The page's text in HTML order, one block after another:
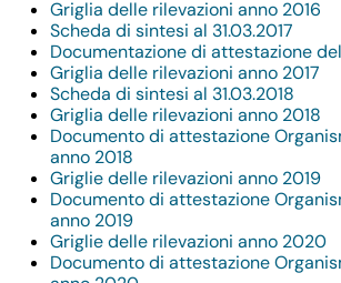
Griglia delle rilevazioni anno 2016
Scheda di sintesi al 31.03.2017
Documentazione di attestazione
Griglia delle rilevazioni anno 2017
Scheda di sintesi al 31.03.2018
Griglia delle rilevazioni anno 2018
Documento di attestazione
anno 2018
Griglie delle rilevazioni anno 2019
Documento di attestazione
anno 2019
Griglie delle rilevazioni anno 2020
Documento di attestazione